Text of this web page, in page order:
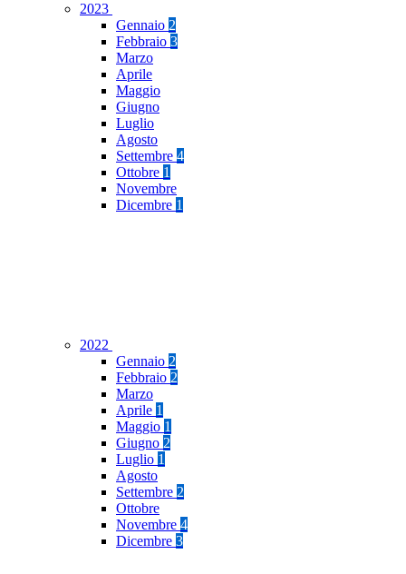
2023
Gennaio 2
Febbraio 3
Marzo
Aprile
Maggio
Giugno
Luglio
Agosto
Settembre 4
Ottobre 1
Novembre
Dicembre 1
2022
Gennaio 2
Febbraio 2
Marzo
Aprile 1
Maggio 1
Giugno 2
Luglio 1
Agosto
Settembre 2
Ottobre
Novembre 4
Dicembre 3